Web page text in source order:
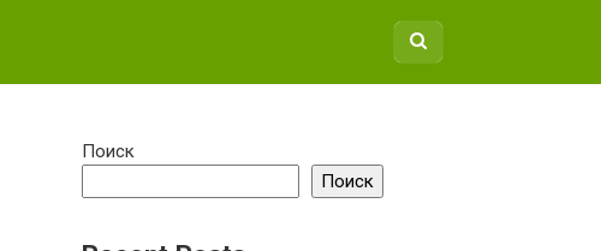
Поиск
Поиск